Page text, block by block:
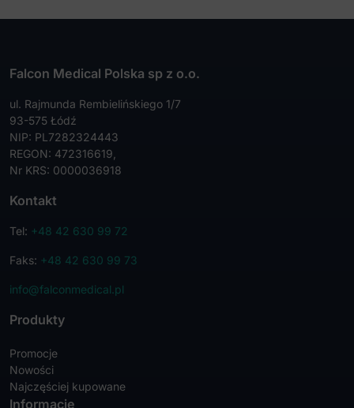
Falcon Medical Polska sp z o.o.
ul. Rajmunda Rembielińskiego 1/7
93-575 Łódź
NIP: PL7282324443
REGON: 472316619,
Nr KRS: 0000036918
Kontakt
Tel: +48 42 630 99 72
Faks: +48 42 630 99 73
info@falconmedical.pl
Produkty
Promocje
Nowości
Najczęściej kupowane
Informacje